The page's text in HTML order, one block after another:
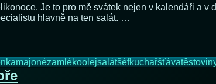
Je to pro mě svátek nejen v kalendáři a
hlavně na ten salát. …
majonézamlékoolejsalátšéfkuchařšťáva